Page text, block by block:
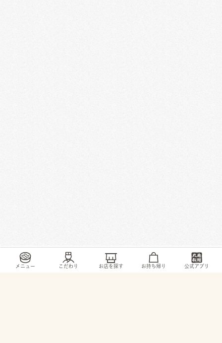
メニュー こだわり お店を探す お持ち帰り 公式アプリ
トップ / お店・ サービス / 小山市 駅南町6-28-12